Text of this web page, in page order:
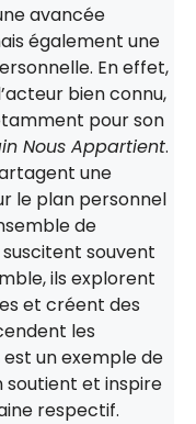
avancée
également une
En effet,
bien connu,
pour son
Nous Appartient.
une
le plan personnel
de
souvent
ils explorent
et créent des
les
un exemple de
soutient et inspire
respectif.